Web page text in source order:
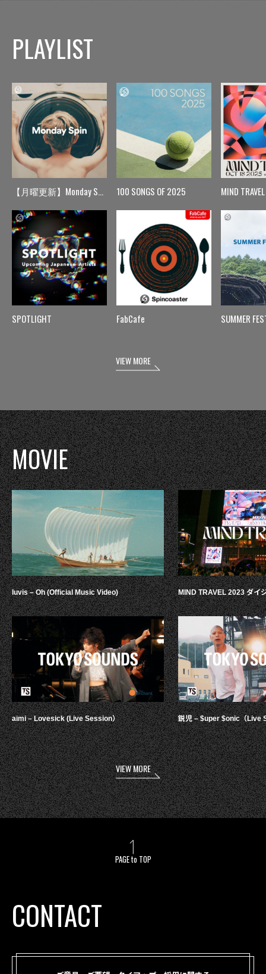
PLAYLIST
【月曜更新】Monday Spin
SPOTLIGHT
100 SONGS OF 2025
FabCafe
MIND TRAVEL
SUMMER
VIEW MORE
MOVIE
luvis – Oh (Official Music Video)
aimi – Lovesick (Live Session）
MIND TRAVEL 2023 ダイ
鋭児 – $uper $onic（Live
VIEW MORE
PAGE to TOP
CONTACT